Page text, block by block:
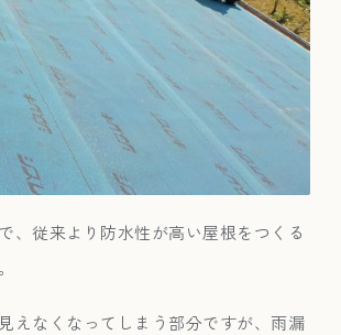
、従来より防水性が高い屋根をつくる
えなくなってしまう部分ですが、雨漏